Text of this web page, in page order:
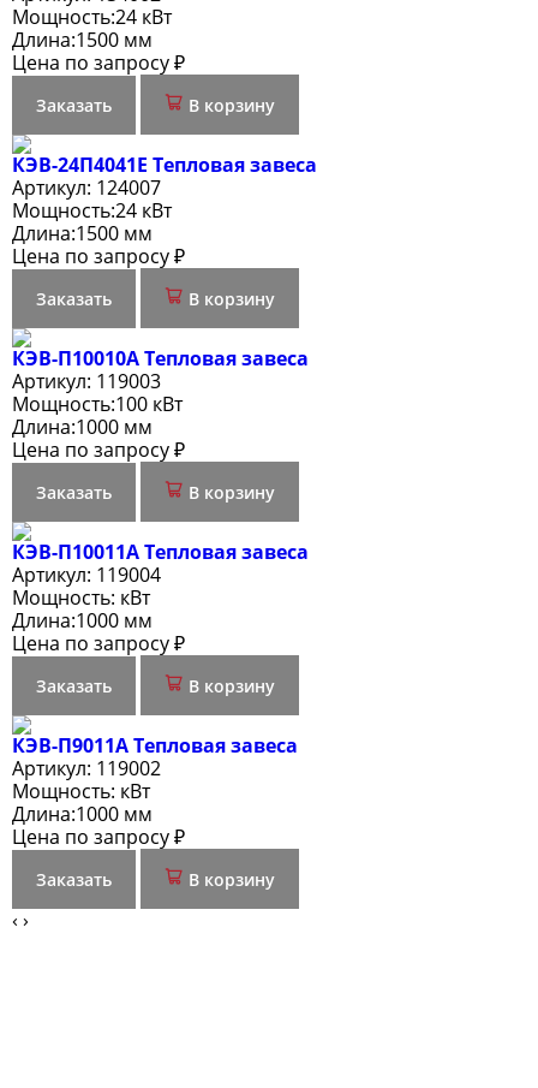
Мощность:24 кВт
Длина:1500 мм
Цена по запросу ₽
Заказать В корзину
КЭВ-24П4041E Тепловая завеса
Артикул: 124007
Мощность:24 кВт
Длина:1500 мм
Цена по запросу ₽
Заказать В корзину
КЭВ-П10010A Тепловая завеса
Артикул: 119003
Мощность:100 кВт
Длина:1000 мм
Цена по запросу ₽
Заказать В корзину
КЭВ-П10011A Тепловая завеса
Артикул: 119004
Мощность: кВт
Длина:1000 мм
Цена по запросу ₽
Заказать В корзину
КЭВ-П9011A Тепловая завеса
Артикул: 119002
Мощность: кВт
Длина:1000 мм
Цена по запросу ₽
Заказать В корзину
‹ ›